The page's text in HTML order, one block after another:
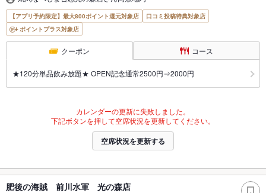
【アプリ予約限定】最大800ポイント還元対象店
口コミ投稿特典対象店
ポイントプラス対象店
クーポン コース
★120分単品飲み放題★ OPEN記念通常2500円⇒2000円
カレンダーの更新に失敗しました。
下記ボタンを押して空席状況を更新してください。
空席状況を更新する
肥後の海賊 前川水軍 光の森店